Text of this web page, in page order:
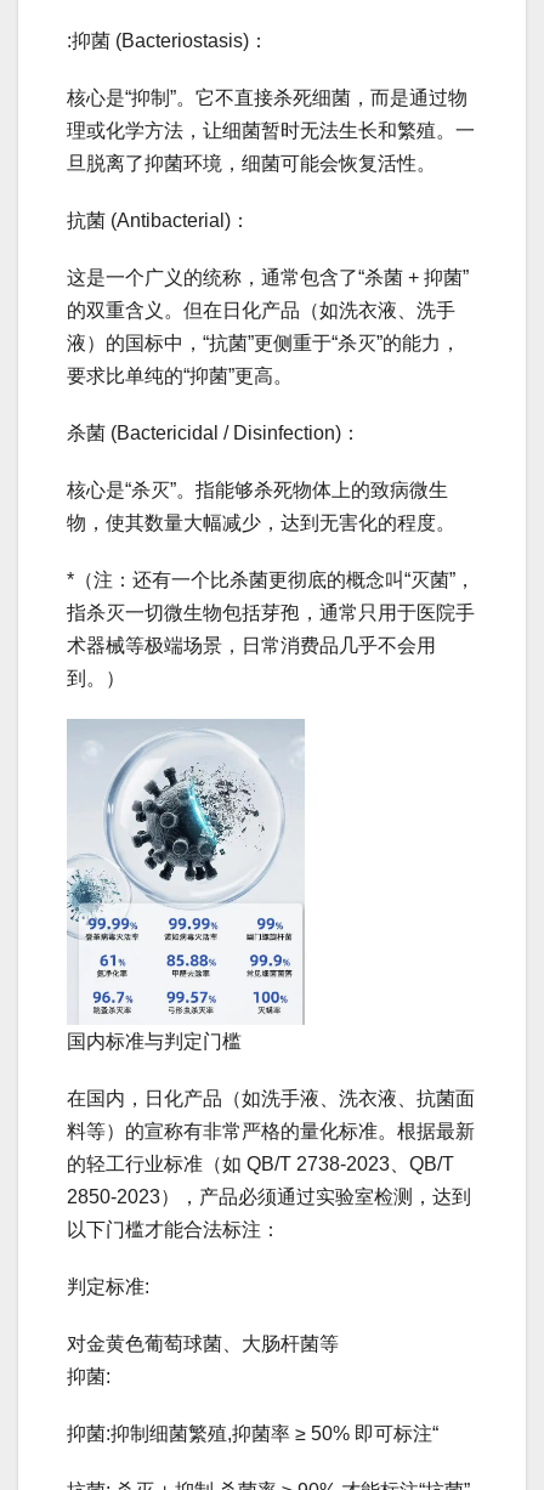
:抑菌 (Bacteriostasis)：
核心是“抑制”。它不直接杀死细菌，而是通过物
理或化学方法，让细菌暂时无法生长和繁殖。一
旦脱离了抑菌环境，细菌可能会恢复活性。
抗菌 (Antibacterial)：
这是一个广义的统称，通常包含了“杀菌 + 抑菌”
的双重含义。但在日化产品（如洗衣液、洗手
液）的国标中，“抗菌”更侧重于“杀灭”的能力，
要求比单纯的“抑菌”更高。
杀菌 (Bactericidal / Disinfection)：
核心是“杀灭”。指能够杀死物体上的致病微生
物，使其数量大幅减少，达到无害化的程度。
*（注：还有一个比杀菌更彻底的概念叫“灭菌”，
指杀灭一切微生物包括芽孢，通常只用于医院手
术器械等极端场景，日常消费品几乎不会用
到。）
国内标准与判定门槛
在国内，日化产品（如洗手液、洗衣液、抗菌面
料等）的宣称有非常严格的量化标准。根据最新
的轻工行业标准（如 QB/T 2738-2023、QB/T
2850-2023），产品必须通过实验室检测，达到
以下门槛才能合法标注：
判定标准:
对金黄色葡萄球菌、大肠杆菌等
抑菌:
抑菌:抑制细菌繁殖,抑菌率 ≥ 50% 即可标注“